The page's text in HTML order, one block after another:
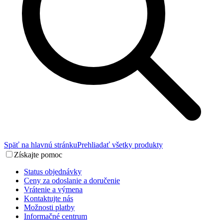
Späť na hlavnú stránkuPrehliadať všetky produkty
Získajte pomoc
Status objednávky
Ceny za odoslanie a doručenie
Vrátenie a výmena
Kontaktujte nás
Možnosti platby
Informačné centrum